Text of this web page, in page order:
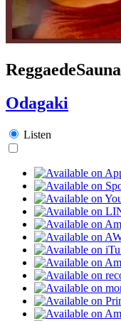
ReggaedeSauna
Odagaki
Listen